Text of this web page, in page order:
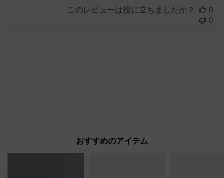
このレビューは役に立ちましたか？
0
0
おすすめのアイテム